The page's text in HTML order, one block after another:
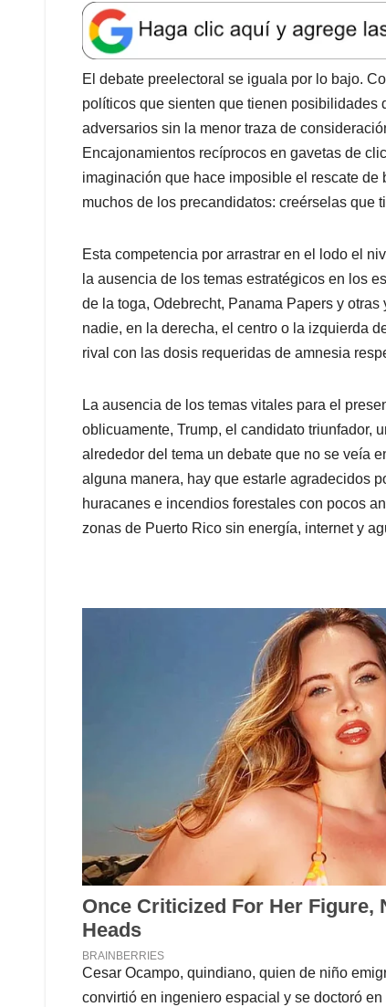
a
t
s
A
p
p
e
b
o
o
k
k
e
d
I
n
l
e
a
d
s
El debate preelectoral se iguala por lo bajo.
políticos que sienten que tienen posibilidades
adversarios sin la menor traza de
Encajonamientos recíprocos en gavetas de
imaginación que hace imposible el rescate de
muchos de los precandidatos: creérselas
Esta competencia por arrastrar en el lodo el
la ausencia de los temas estratégicos en los
de la toga, Odebrecht, Panama Papers y
nadie, en la derecha, el centro o la izquierda
rival con las dosis requeridas de amnesia
La ausencia de los temas vitales para el
oblicuamente, Trump, el candidato triunfador,
alrededor del tema un debate que no se veía
alguna manera, hay que estarle agradecidos
huracanes e incendios forestales con pocos
zonas de Puerto Rico sin energía, internet y
Cesar Ocampo, quindiano, quien de niño
convirtió en ingeniero espacial y se doctoró